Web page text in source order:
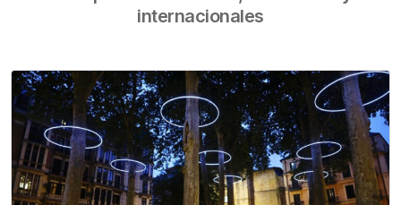
internacionales